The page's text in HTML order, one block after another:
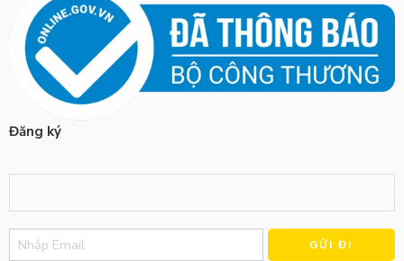
Đăng ký
Alternative: